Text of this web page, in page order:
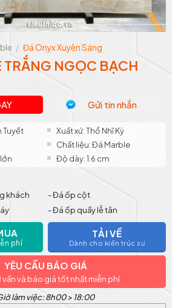
/ Đá Onyx Xuyên Sáng
NGỌC BẠCH
Gửi tin nhắn
Tuyết
Xuất xứ: Thổ Nhĩ Kỳ
Chất liệu: Đá Marble
Độ dày: 1.6 cm
khách
- Đá ốp cột
- Đá ốp quầy lễ tân
phí
TẢI VỀ
Dành cho kiến trúc sư
YÊU CẦU BÁO GIÁ
và báo giá tốt nhất miễn phí
làm việc: 8h00 > 18:00